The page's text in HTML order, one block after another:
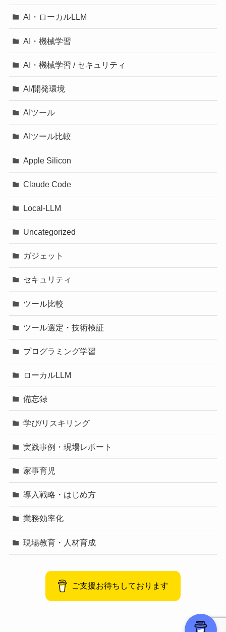
AI・ローカルLLM
AI・機械学習
AI・機械学習 / セキュリティ
AI/開発環境
AIツール
AIツール比較
Apple Silicon
Claude Code
Local-LLM
Uncategorized
ガジェット
セキュリティ
ツール比較
ツール選定・技術検証
プログラミング学習
ローカルLLM
備忘録
学び/リスキリング
実践事例・現場レポート
家事育児
導入戦略・はじめ方
業務効率化
現場教育・人材育成
ご支援お待ちしております